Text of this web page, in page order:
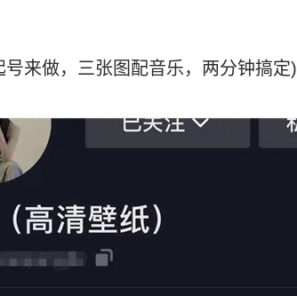
来做，三张图配音乐，两分钟搞定)